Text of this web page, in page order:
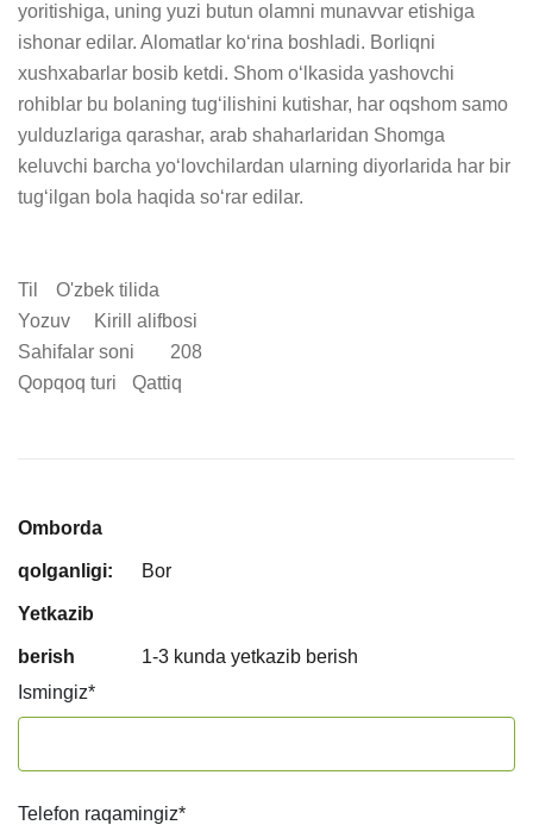
yoritishiga, uning yuzi butun olamni munavvar etishiga
ishonar edilar. Alomatlar ko‘rina boshladi. Borliqni
xushxabarlar bosib ketdi. Shom o‘lkasida yashovchi
rohiblar bu bolaning tug‘ilishini kutishar, har oqshom samo
yulduzlariga qarashar, arab shaharlaridan Shomga
keluvchi barcha yo‘lovchilardan ularning diyorlarida har bir
tug‘ilgan bola haqida so‘rar edilar.
Til	O'zbek tilida
Yozuv	Kirill alifbosi
Sahifalar soni	208
Qopqoq turi	Qattiq
Omborda
qolganligi: Bor
Yetkazib
berish
1-3 kunda yetkazib berish
Ismingiz*
Telefon raqamingiz*